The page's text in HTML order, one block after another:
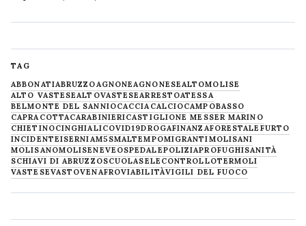
TAG
ABBONATIABRUZZOAGNONEAGNONESEALTOMOLISE
ALTO VASTESEALTOVASTESEARRESTOATESSA
BELMONTE DEL SANNIOCACCIACALCIOCAMPOBASSO
CAPRACOTTACARABINIERICASTIGLIONE MESSER MARINO
CHIETINOCINGHIALICOVID19DROGAFINANZAFORESTALE FURTO
INCIDENTEISERNIAM5SMALTEMPOMIGRANTIMOLISANI
MOLISANOMOLISENEVE OSPEDALEPOLIZIAPROFUGHISANITÀ
SCHIAVI DI ABRUZZOSCUOLASELECONTROLLOTERMOLI
VASTESEVASTOVENAFROVIABILITÀVIGILI DEL FUOCO